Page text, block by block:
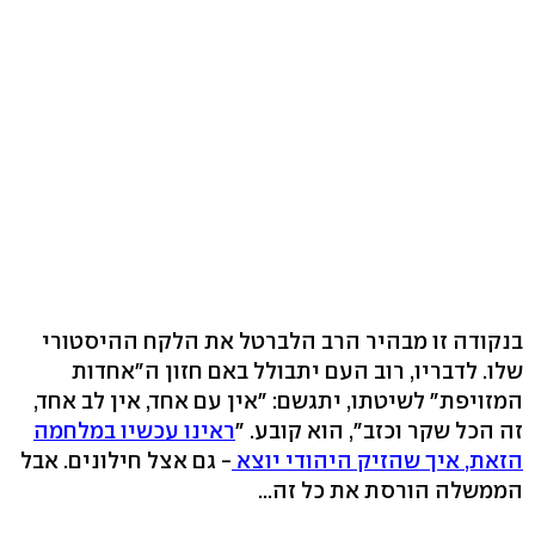
בנקודה זו מבהיר הרב הלברטל את הלקח ההיסטורי
שלו. לדבריו, רוב העם יתבולל באם חזון ה"אחדות
המזויפת" לשיטתו, יתגשם: "אין עם אחד, אין לב אחד,
זה הכל שקר וכזב", הוא קובע. "ראינו עכשיו במלחמה
הזאת, איך שהזיק היהודי יוצא - גם אצל חילונים. אבל
הממשלה הורסת את כל זה...